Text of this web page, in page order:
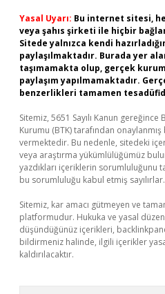
Yasal Uyarı: Bu internet sitesi,
veya şahıs şirketi ile hiçbir
Sitede yalnızca kendi
paylaşılmaktadır. Burada yer
taşımamakta olup, gerçek
paylaşım yapılmamaktadır.
benzerlikleri tamamen
Sitemiz, 5651 Sayılı Kanun
Kurumu (BTK) tarafından
vermektedir. Bu nedenle, sitedeki
veya araştırma yükümlülüğümüz
yazdıkları içeriklerin sorumluluğunu
bu sorumluluğu kabul etmiş sayılırlar.
Sitemiz, kar amacı gütmeyen ve
platformudur. Hukuka ve yasal
düşündüğünüz içerikleri,
bildirmeniz halinde, ilgili içerikler
kaldırılacaktır.